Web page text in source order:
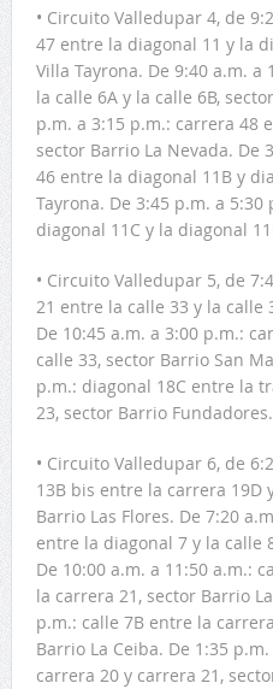
• Circuito Valledupar 4, de
47 entre la diagonal 11 y la
Villa Tayrona. De 9:40 a.m.
la calle 6A y la calle 6B,
p.m. a 3:15 p.m.: carrera 48
sector Barrio La Nevada. De
46 entre la diagonal 11B y
Tayrona. De 3:45 p.m. a
diagonal 11C y la diagonal
• Circuito Valledupar 5, de
21 entre la calle 33 y la calle
De 10:45 a.m. a 3:00 p.m.:
calle 33, sector Barrio San
p.m.: diagonal 18C entre la
23, sector Barrio Fundadores.
• Circuito Valledupar 6, de
13B bis entre la carrera 19D
Barrio Las Flores. De 7:20
entre la diagonal 7 y la calle
De 10:00 a.m. a 11:50 a.m.:
la carrera 21, sector Barrio
p.m.: calle 7B entre la
Barrio La Ceiba. De 1:35
carrera 20 y carrera 21,